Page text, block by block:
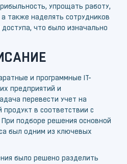
упрощать работу,
также наделять сотрудников
что было изначально
и программные IT-
предприятий и
перевести учет на
в соответствии с
подборе решения основной
был одним из ключевых
было решено разделить